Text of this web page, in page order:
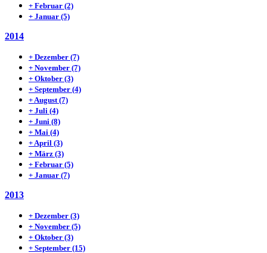
+ Februar (2)
+ Januar (5)
2014
+ Dezember (7)
+ November (7)
+ Oktober (3)
+ September (4)
+ August (7)
+ Juli (4)
+ Juni (8)
+ Mai (4)
+ April (3)
+ März (3)
+ Februar (5)
+ Januar (7)
2013
+ Dezember (3)
+ November (5)
+ Oktober (3)
+ September (15)